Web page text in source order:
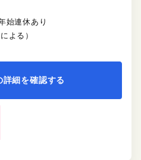
始連休あり
よる）
詳細を確認する